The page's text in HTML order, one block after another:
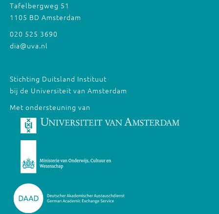
Tafelbergweg 51
1105 BD Amsterdam
020 525 3690
dia@uva.nl
Stichting Duitsland Instituut
bij de Universiteit van Amsterdam
Met ondersteuning van